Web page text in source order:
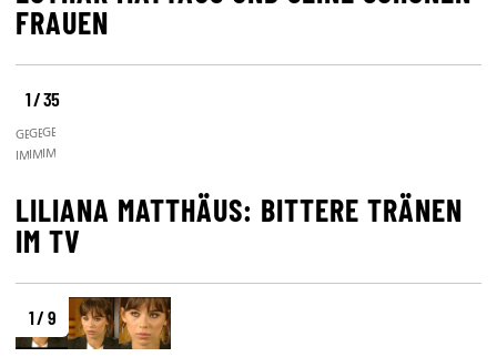
FRAUEN
1 / 35
GETTY
IMAGES
©
GETTY
IMAGES
©
GETTY
IMAGES
LILIANA MATTHÄUS: BITTERE TRÄNEN
IM TV
1 / 9